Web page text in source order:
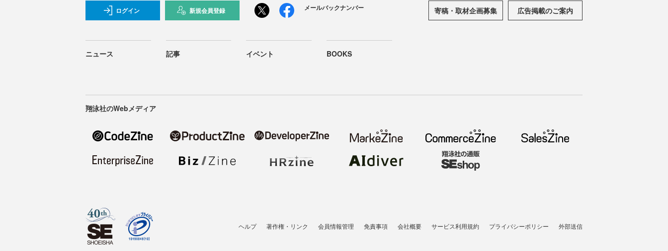
ログイン 新規会員登録 メールバックナンバー 寄稿・取材企画募集 広告掲載のご案内
ニュース 記事 イベント BOOKS
翔泳社のWebメディア
ヘルプ 著作権・リンク 会員情報管理 免責事項 会社概要 サービス利用規約 プライバシーポリシー 外部送信